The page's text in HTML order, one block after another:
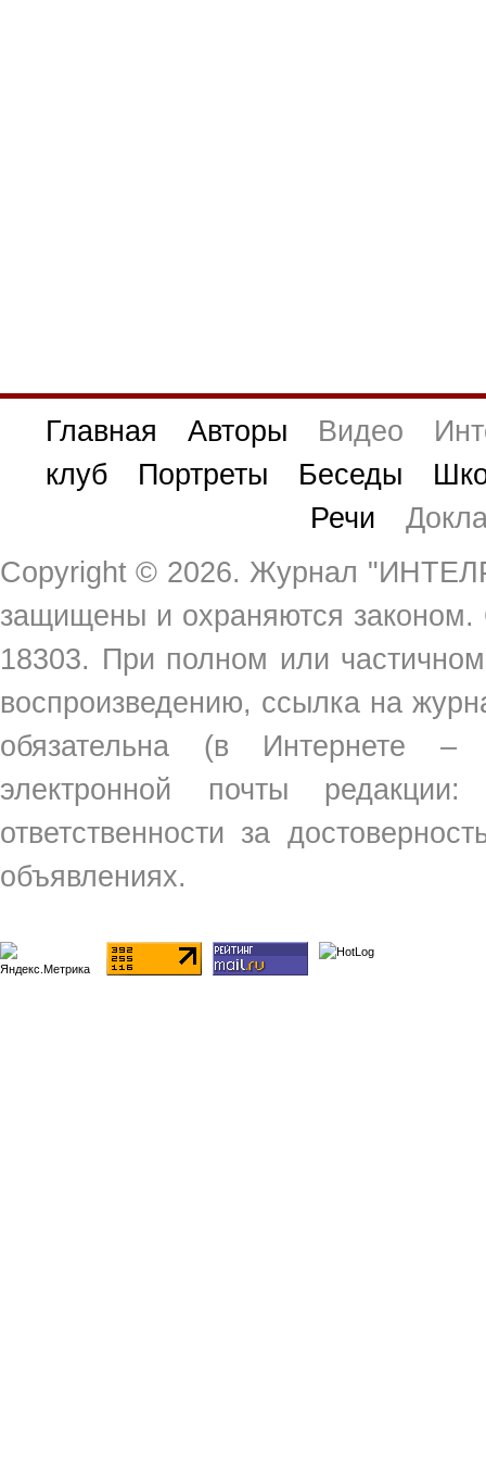
Главная Авторы Видео
клуб
Портреты Беседы
Речи
Copyright © 2026. Журнал
защищены и охраняются
18303. При полном или
воспроизведению, ссылка на
обязательна (в Интернете
электронной почты
ответственности за
объявлениях.